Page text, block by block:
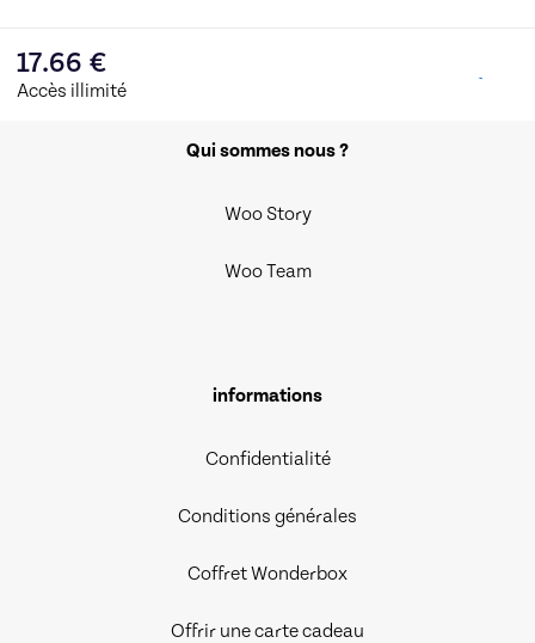
17.66 €
Accès illimité
Qui sommes nous ?
Woo Story
Woo Team
informations
Confidentialité
Conditions générales
Coffret Wonderbox
Offrir une carte cadeau